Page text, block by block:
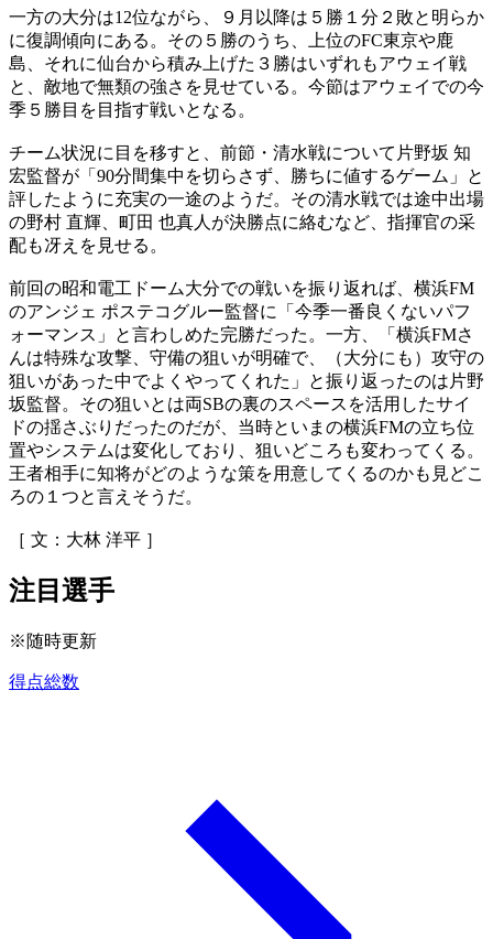
一方の大分は12位ながら、９月以降は５勝１分２敗と明らか
に復調傾向にある。その５勝のうち、上位のFC東京や鹿
島、それに仙台から積み上げた３勝はいずれもアウェイ戦
と、敵地で無類の強さを見せている。今節はアウェイでの今
季５勝目を目指す戦いとなる。
チーム状況に目を移すと、前節・清水戦について片野坂 知
宏監督が「90分間集中を切らさず、勝ちに値するゲーム」と
評したように充実の一途のようだ。その清水戦では途中出場
の野村 直輝、町田 也真人が決勝点に絡むなど、指揮官の采
配も冴えを見せる。
前回の昭和電工ドーム大分での戦いを振り返れば、横浜FM
のアンジェ ポステコグルー監督に「今季一番良くないパフ
ォーマンス」と言わしめた完勝だった。一方、「横浜FMさ
んは特殊な攻撃、守備の狙いが明確で、（大分にも）攻守の
狙いがあった中でよくやってくれた」と振り返ったのは片野
坂監督。その狙いとは両SBの裏のスペースを活用したサイ
ドの揺さぶりだったのだが、当時といまの横浜FMの立ち位
置やシステムは変化しており、狙いどころも変わってくる。
王者相手に知将がどのような策を用意してくるのかも見どこ
ろの１つと言えそうだ。
［ 文：大林 洋平 ］
注目選手
※随時更新
得点総数